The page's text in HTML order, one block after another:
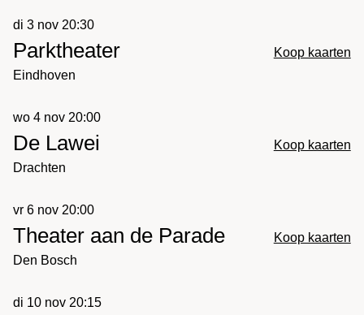
di 3 nov 20:30
Parktheater
Eindhoven
Koop kaarten
wo 4 nov 20:00
De Lawei
Drachten
Koop kaarten
vr 6 nov 20:00
Theater aan de Parade
Den Bosch
Koop kaarten
di 10 nov 20:15